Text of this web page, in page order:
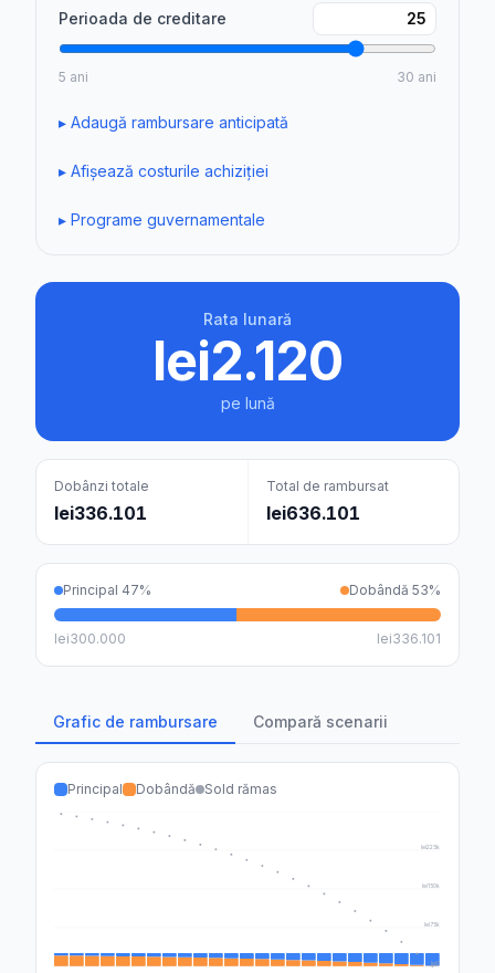
Perioada de creditare
5 ani 30 ani
▸ Adaugă rambursare anticipată
▸ Afișează costurile achiziției
▸ Programe guvernamentale
Rata lunară
lei2.120
pe lună
Dobânzi totale
lei336.101
Total de rambursat
lei636.101
Principal 47% Dobândă 53%
lei300.000 lei336.101
Grafic de rambursare Compară scenarii
Principal Dobândă Sold rămas
lei0
lei75k
lei150k
lei225k